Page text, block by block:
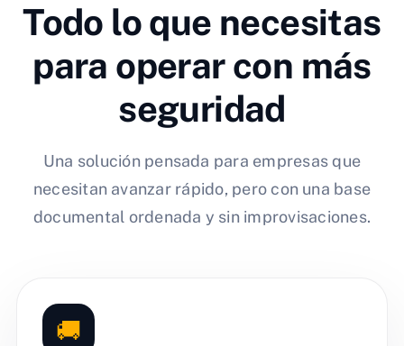
Todo lo que necesitas
para operar con más
seguridad
Una solución pensada para empresas que
necesitan avanzar rápido, pero con una base
documental ordenada y sin improvisaciones.
🚚